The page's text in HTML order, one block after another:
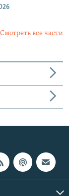
Смотреть все части